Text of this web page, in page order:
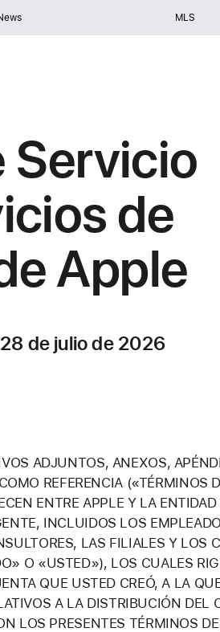
MLS
Servicio
de
Apple
28 de julio de 2026
ADJUNTOS, ANEXOS,
REFERENCIA («TÉRMINOS
ENTRE APPLE Y LA ENTIDAD
INCLUIDOS LOS
LAS FILIALES Y LOS
O «USTED»), LOS CUALES
QUE USTED CREÓ, A LA
A LA DISTRIBUCIÓN DEL
LOS PRESENTES TÉRMINOS